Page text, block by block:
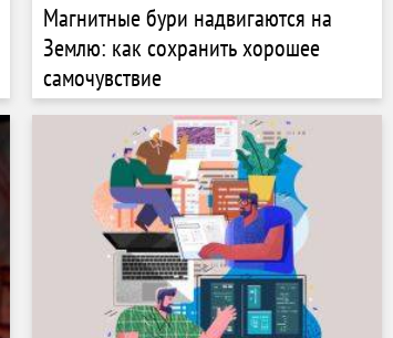
Магнитные бури надвигаются на
Землю: как сохранить хорошее
самочувствие